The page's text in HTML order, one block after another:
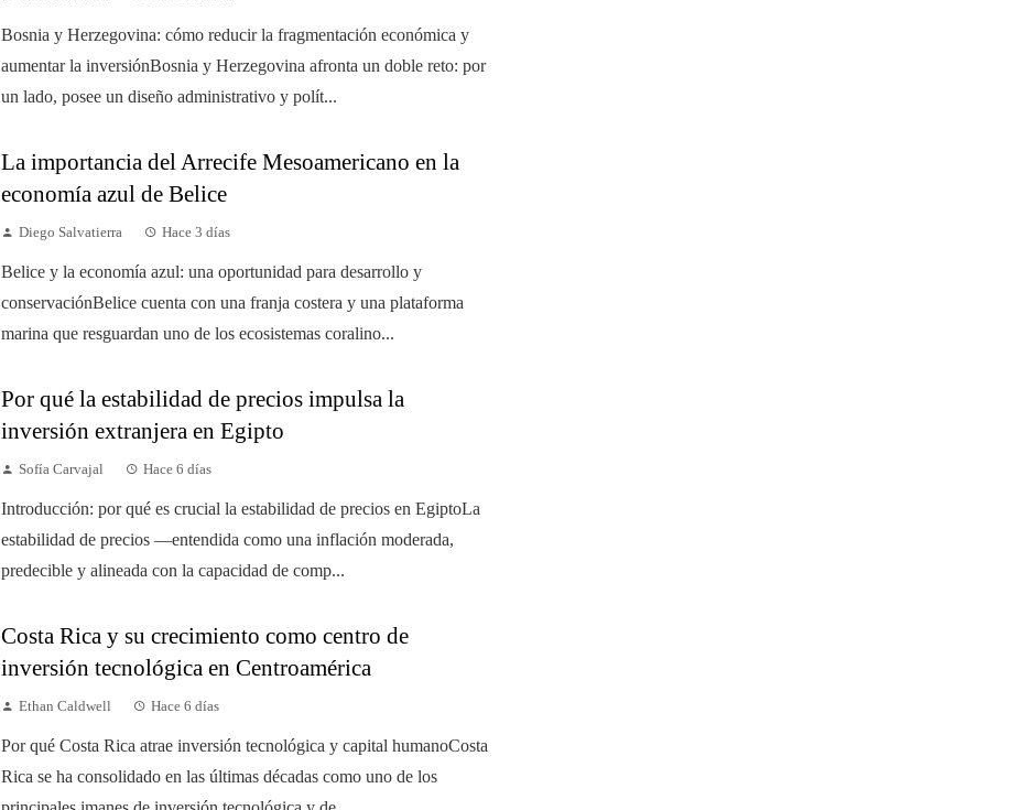
Bosnia y Herzegovina: cómo reducir la fragmentación económica y
aumentar la inversiónBosnia y Herzegovina afronta un doble reto: por
un lado, posee un diseño administrativo y polít...
La importancia del Arrecife Mesoamericano en la
economía azul de Belice
Diego Salvatierra Hace 3 días
Belice y la economía azul: una oportunidad para desarrollo y
conservaciónBelice cuenta con una franja costera y una plataforma
marina que resguardan uno de los ecosistemas coralino...
Por qué la estabilidad de precios impulsa la
inversión extranjera en Egipto
Sofía Carvajal Hace 6 días
Introducción: por qué es crucial la estabilidad de precios en EgiptoLa
estabilidad de precios —entendida como una inflación moderada,
predecible y alineada con la capacidad de comp...
Costa Rica y su crecimiento como centro de
inversión tecnológica en Centroamérica
Ethan Caldwell Hace 6 días
Por qué Costa Rica atrae inversión tecnológica y capital humanoCosta
Rica se ha consolidado en las últimas décadas como uno de los